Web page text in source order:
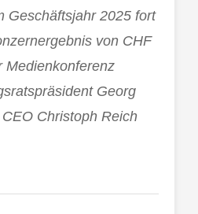
Geschäftsjahr 2025 fort
von CHF
Medienkonferenz
Georg
Christoph Reich